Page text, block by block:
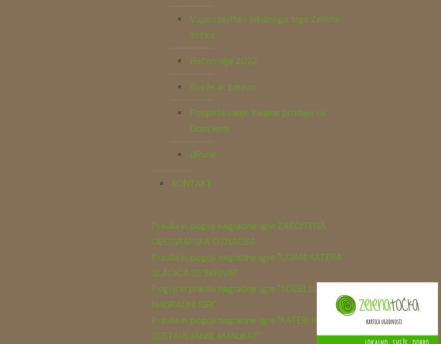
Vzpostavitev lokalnega trga Zelena
točka
Bučno olje 2022
Sveže in zdravo
Pospeševanje lokalne prodaje na
Goričkem
dRural
KONTAKT
Pravila in pogoji nagradne igre ZAŠČITENA
GEOGRAFSKA OZNAČBA
Pravila in pogoji nagradne igre "UGANI KATERA
SLADICA SE SKRIVA!"
Pogoji in pravila nagradne igre "SODELUJ V
NAGRADNI IGRI"
Pravila in pogoji nagradne igre "KATERI KOS
SESTAVLJANKE MANJKA?"